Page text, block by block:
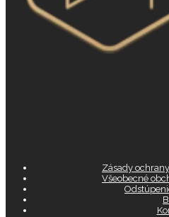
Zásady
Všeobecné